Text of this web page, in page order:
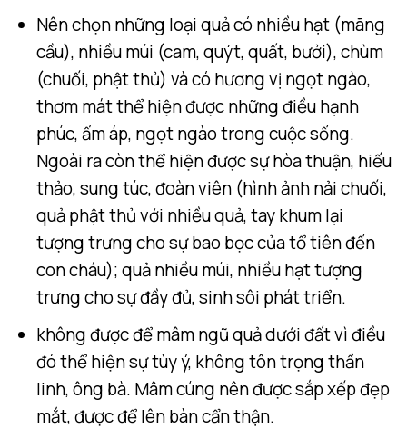
Nên chọn những loại quả có nhiều hạt (mãng
cầu), nhiều múi (cam, quýt, quất, bưởi), chùm
(chuối, phật thủ) và có hương vị ngọt ngào,
thơm mát thể hiện được những điều hạnh
phúc, ấm áp, ngọt ngào trong cuộc sống.
Ngoài ra còn thể hiện được sự hòa thuận, hiếu
thảo, sung túc, đoàn viên (hình ảnh nải chuối,
quả phật thủ với nhiều quả, tay khum lại
tượng trưng cho sự bao bọc của tổ tiên đến
con cháu); quả nhiều múi, nhiều hạt tượng
trưng cho sự đầy đủ, sinh sôi phát triển.
không được để mâm ngũ quả dưới đất vì điều
đó thể hiện sự tùy ý, không tôn trọng thần
linh, ông bà. Mâm cúng nên được sắp xếp đẹp
mắt, được để lên bàn cẩn thận.